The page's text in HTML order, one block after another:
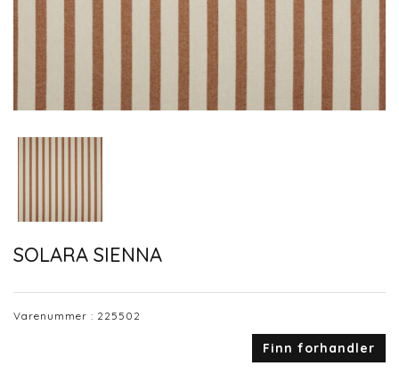
SOLARA SIENNA
Varenummer : 225502
Finn forhandler